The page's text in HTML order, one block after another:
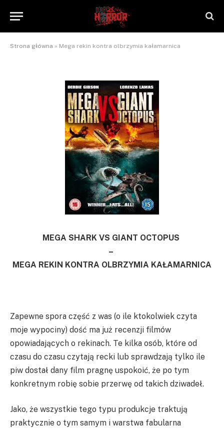
Strona główna » Mega rekin kontra olbrzymia kałamarnica
NaTrzeźwoNieWarto
2013-01-02
MEGA SHARK VS GIANT OCTOPUS
–
MEGA REKIN KONTRA OLBRZYMIA KAŁAMARNICA
Zapewne spora część z was (o ile ktokolwiek czyta
moje wypociny) dość ma już recenzji filmów
opowiadających o rekinach. Te kilka osób, które od
czasu do czasu czytają recki lub sprawdzają tylko ile
piw dostał dany film pragnę uspokoić, że po tym
konkretnym robię sobie przerwę od takich dziwadeł.
Jako, że wszystkie tego typu produkcje traktują
praktycznie o tym samym i warstwa fabularna